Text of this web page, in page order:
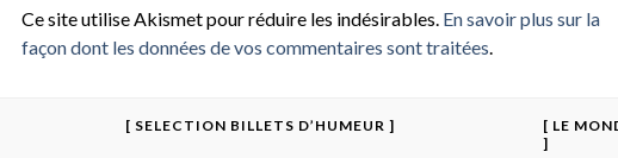
Ce site utilise Akismet pour réduire les indésirables. En savoir plus sur la
façon dont les données de vos commentaires sont traitées
[ SELECTION BILLETS D’HUMEUR ]
[ LE
]